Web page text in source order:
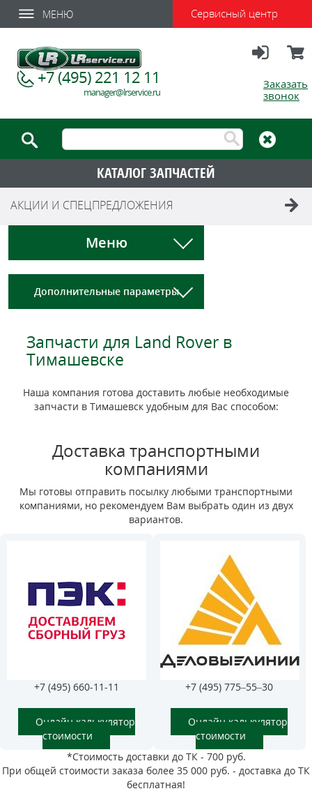
МЕНЮ Сервисный центр
Заказать
звонок
+7 (495) 221 12 11
manager@lrservice.ru
КАТАЛОГ ЗАПЧАСТЕЙ
АКЦИИ И СПЕЦПРЕДЛОЖЕНИЯ
Меню
Дополнительные параметры
Запчасти для Land Rover в
Тимашевске
Наша компания готова доставить любые необходимые
запчасти в Тимашевск удобным для Вас способом:
Доставка транспортными
компаниями
Мы готовы отправить посылку любыми транспортными
компаниями, но рекомендуем Вам выбрать один из двух
вариантов.
+7 (495) 660-11-11
Онлайн калькулятор
стоимости
+7 (495) 775–55–30
Онлайн калькулятор
стоимости
*Стоимость доставки до ТК - 700 руб.
При общей стоимости заказа более 35 000 руб. - доставка до ТК
бесплатная!